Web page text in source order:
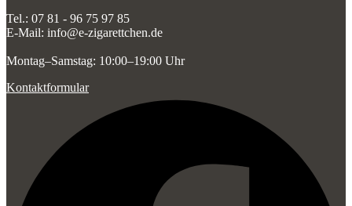
Tel.: 07 81 - 96 75 97 85
E-Mail: info@e-zigarettchen.de
Montag–Samstag: 10:00–19:00 Uhr
Kontaktformular